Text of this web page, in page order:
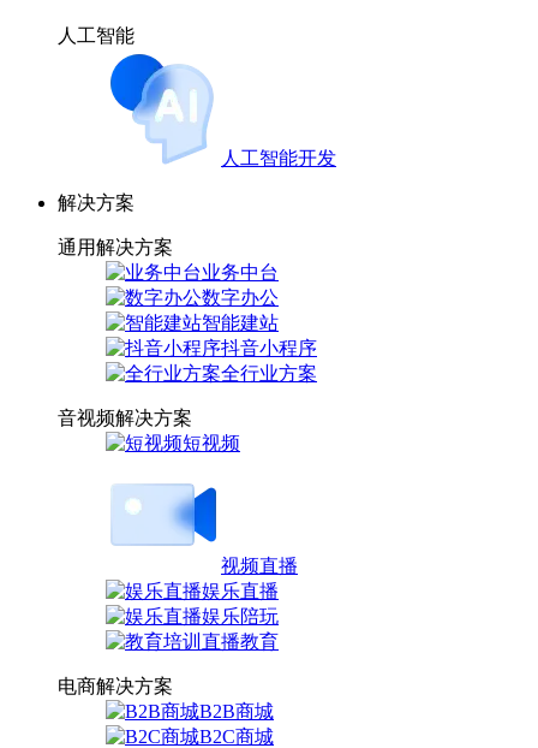
人工智能
人工智能开发
解决方案
通用解决方案
业务中台
数字办公
智能建站
抖音小程序
全行业方案
音视频解决方案
短视频
视频直播
娱乐直播
娱乐陪玩
直播教育
电商解决方案
B2B商城
B2C商城